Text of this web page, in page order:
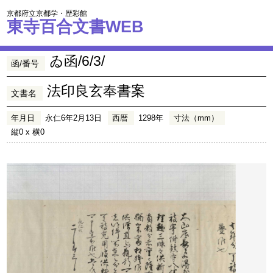
京都府立京都学・歴彩館
東寺百合文書WEB
函/番号 ゐ函/6/3/
文書名 法印良玄奉書案
年月日 永仁6年2月13日 西暦 1298年
寸法（mm）
縦0 x 横0